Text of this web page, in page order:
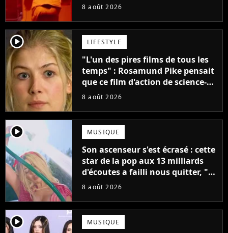
claque la porte pour "différends
8 août 2026
player2 LIFESTYLE
"L'un des pires films de tous les
temps" : Rosamund Pike pensait
que ce film d'action de science-
fiction avec Dwayne Johnson
8 août 2026
player2 MUSIQUE
Son ascenseur s'est écrasé : cette
star de la pop aux 13 milliards
d'écoutes a failli nous quitter, "Je
pensais ne plus jamais chanter"
8 août 2026
player2 MUSIQUE